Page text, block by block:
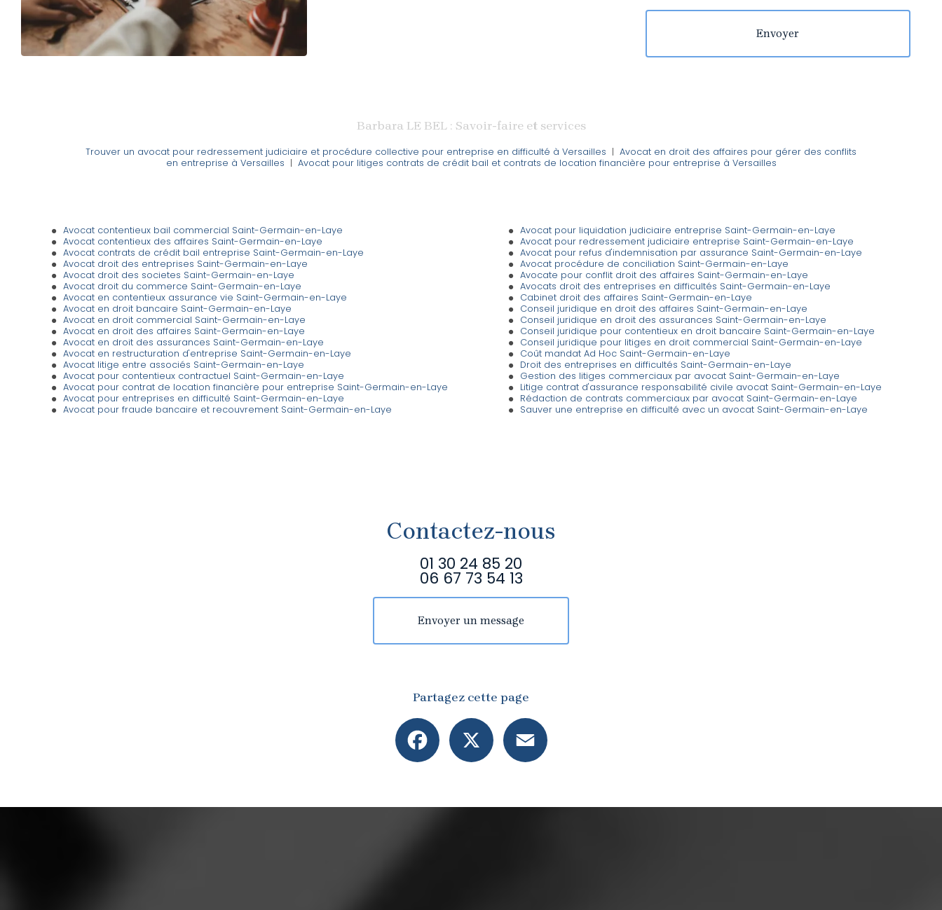
Barbara LE BEL : Savoir-faire et services
Trouver un avocat pour redressement judiciaire et procédure collective pour entreprise en difficulté à Versailles | Avocat en droit des affaires pour gérer des conflits
en entreprise à Versailles | Avocat pour litiges contrats de crédit bail et contrats de location financière pour entreprise à Versailles
Avocat contentieux bail commercial Saint-Germain-en-Laye
Avocat contentieux des affaires Saint-Germain-en-Laye
Avocat contrats de crédit bail entreprise Saint-Germain-en-Laye
Avocat droit des entreprises Saint-Germain-en-Laye
Avocat droit des societes Saint-Germain-en-Laye
Avocat droit du commerce Saint-Germain-en-Laye
Avocat en contentieux assurance vie Saint-Germain-en-Laye
Avocat en droit bancaire Saint-Germain-en-Laye
Avocat en droit commercial Saint-Germain-en-Laye
Avocat en droit des affaires Saint-Germain-en-Laye
Avocat en droit des assurances Saint-Germain-en-Laye
Avocat en restructuration d'entreprise Saint-Germain-en-Laye
Avocat litige entre associés Saint-Germain-en-Laye
Avocat pour contentieux contractuel Saint-Germain-en-Laye
Avocat pour contrat de location financière pour entreprise Saint-Germain-en-Laye
Avocat pour entreprises en difficulté Saint-Germain-en-Laye
Avocat pour fraude bancaire et recouvrement Saint-Germain-en-Laye
Avocat pour liquidation judiciaire entreprise Saint-Germain-en-Laye
Avocat pour redressement judiciaire entreprise Saint-Germain-en-Laye
Avocat pour refus d'indemnisation par assurance Saint-Germain-en-Laye
Avocat procédure de conciliation Saint-Germain-en-Laye
Avocate pour conflit droit des affaires Saint-Germain-en-Laye
Avocats droit des entreprises en difficultés Saint-Germain-en-Laye
Cabinet droit des affaires Saint-Germain-en-Laye
Conseil juridique en droit des affaires Saint-Germain-en-Laye
Conseil juridique en droit des assurances Saint-Germain-en-Laye
Conseil juridique pour contentieux en droit bancaire Saint-Germain-en-Laye
Conseil juridique pour litiges en droit commercial Saint-Germain-en-Laye
Coût mandat Ad Hoc Saint-Germain-en-Laye
Droit des entreprises en difficultés Saint-Germain-en-Laye
Gestion des litiges commerciaux par avocat Saint-Germain-en-Laye
Litige contrat d'assurance responsabilité civile avocat Saint-Germain-en-Laye
Rédaction de contrats commerciaux par avocat Saint-Germain-en-Laye
Sauver une entreprise en difficulté avec un avocat Saint-Germain-en-Laye
Contactez-nous
01 30 24 85 20
06 67 73 54 13
Envoyer un message
Partagez cette page
Facebook